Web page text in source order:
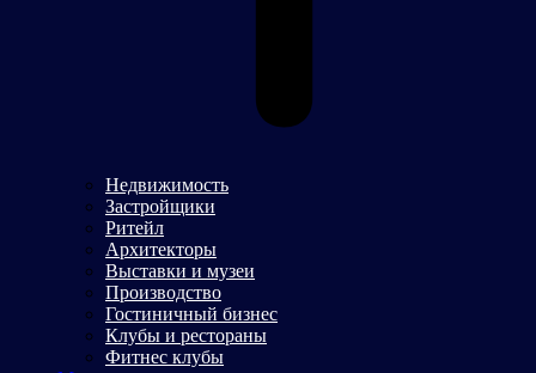
Недвижимость
Застройщики
Ритейл
Архитекторы
Выставки и музеи
Производство
Гостиничный бизнес
Клубы и рестораны
Фитнес клубы